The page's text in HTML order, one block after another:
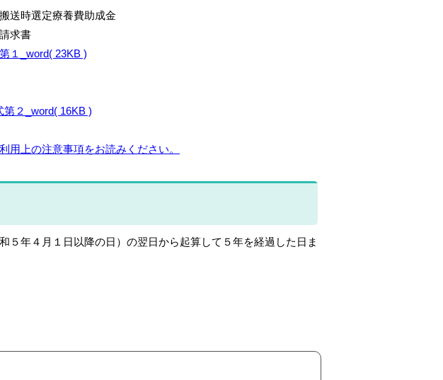
時選定療養費助成金
求書
１_word( 23KB )
第２_word( 16KB )
上の注意事項をお読みください。
年４月１日以降の日）の翌日から起算して５年を経過した日ま